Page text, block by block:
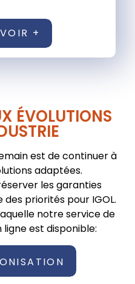
+
ÉVOLUTIONS
est de continuer à
adaptées.
les garanties
priorités pour IGOL.
notre service de
est disponible: